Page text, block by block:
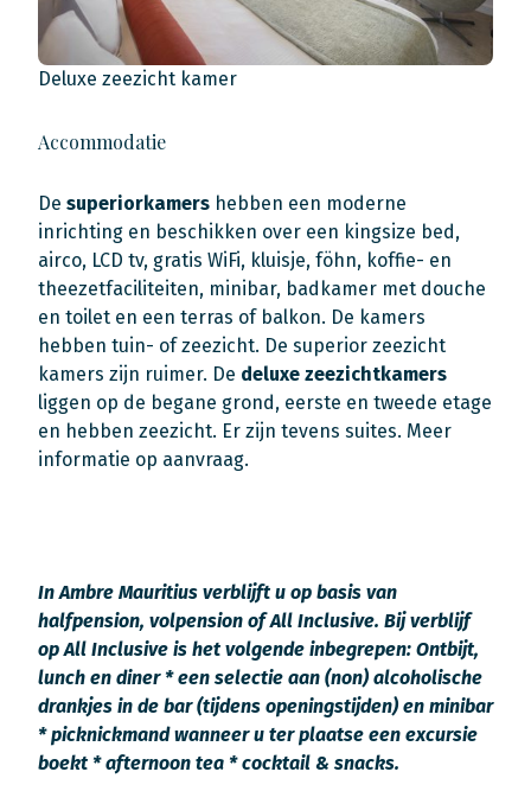
Deluxe zeezicht kamer
Accommodatie
De superiorkamers hebben een moderne
inrichting en beschikken over een kingsize bed,
airco, LCD tv, gratis WiFi, kluisje, föhn, koffie- en
theezetfaciliteiten, minibar, badkamer met douche
en toilet en een terras of balkon. De kamers
hebben tuin- of zeezicht. De superior zeezicht
kamers zijn ruimer. De deluxe zeezichtkamers
liggen op de begane grond, eerste en tweede etage
en hebben zeezicht. Er zijn tevens suites. Meer
informatie op aanvraag.
In Ambre Mauritius verblijft u op basis van
halfpension, volpension of All Inclusive. Bij verblijf
op All Inclusive is het volgende inbegrepen: Ontbijt,
lunch en diner * een selectie aan (non) alcoholische
drankjes in de bar (tijdens openingstijden) en minibar
* picknickmand wanneer u ter plaatse een excursie
boekt * afternoon tea * cocktail & snacks.